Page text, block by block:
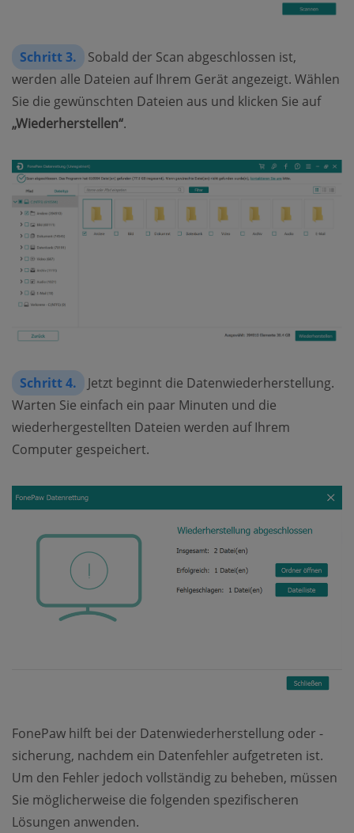
Schritt 3.
Sobald der Scan abgeschlossen ist,
werden alle Dateien auf Ihrem Gerät angezeigt. Wählen
Sie die gewünschten Dateien aus und klicken Sie auf
„Wiederherstellen“.
Schritt 4.
Jetzt beginnt die Datenwiederherstellung.
Warten Sie einfach ein paar Minuten und die
wiederhergestellten Dateien werden auf Ihrem
Computer gespeichert.
FonePaw hilft bei der Datenwiederherstellung oder -
sicherung, nachdem ein Datenfehler aufgetreten ist.
Um den Fehler jedoch vollständig zu beheben, müssen
Sie möglicherweise die folgenden spezifischeren
Lösungen anwenden.